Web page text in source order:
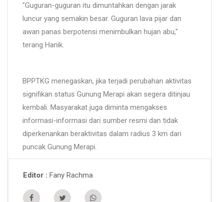
"Guguran-guguran itu dimuntahkan dengan jarak
luncur yang semakin besar. Guguran lava pijar dan
awan panas berpotensi menimbulkan hujan abu,"
terang Hanik.
BPPTKG menegaskan, jika terjadi perubahan aktivitas
signifikan status Gunung Merapi akan segera ditinjau
kembali. Masyarakat juga diminta mengakses
informasi-informasi dari sumber resmi dan tidak
diperkenankan beraktivitas dalam radius 3 km dari
puncak Gunung Merapi.
Editor Fany Rachma